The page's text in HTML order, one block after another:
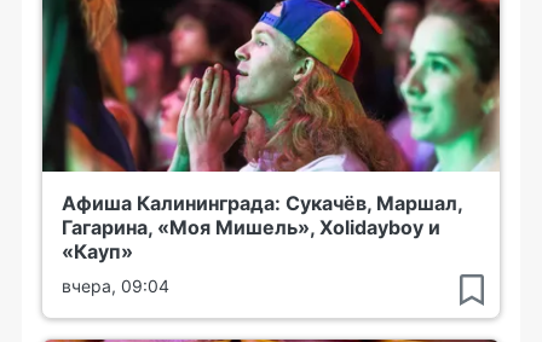
Афиша Калининграда: Сукачёв, Маршал,
Гагарина, «Моя Мишель», Xolidayboy и
«Кауп»
вчера, 09:04